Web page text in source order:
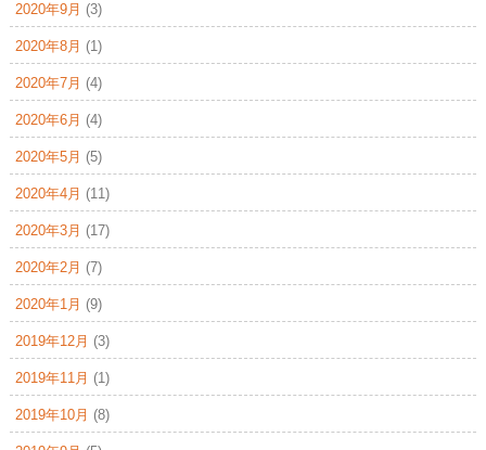
2020年9月 (3)
2020年8月 (1)
2020年7月 (4)
2020年6月 (4)
2020年5月 (5)
2020年4月 (11)
2020年3月 (17)
2020年2月 (7)
2020年1月 (9)
2019年12月 (3)
2019年11月 (1)
2019年10月 (8)